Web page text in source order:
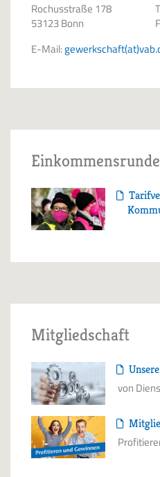
Rochusstraße 178
53123 Bonn
E-Mail:
Mitgliedschaft
von